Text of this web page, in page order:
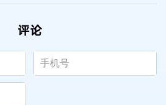
评论